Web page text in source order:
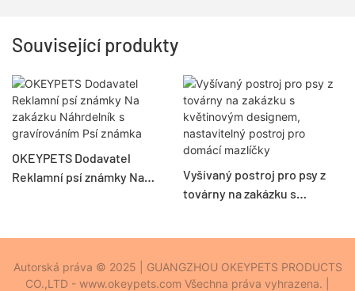
Související produkty
OKEYPETS Dodavatel
Reklamní psí známky Na
Vyšívaný postroj pro psy z
továrny na zakázku s
Autorská práva © 2025 | GUANGZHOU OKEYPETS PRODUCTS
CO.,LTD - www.okeypets.com Všechna práva vyhrazena. |